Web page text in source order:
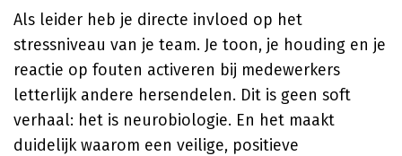
Als leider heb je directe invloed op het
stressniveau van je team. Je toon, je houding en je
reactie op fouten activeren bij medewerkers
letterlijk andere hersendelen. Dit is geen soft
verhaal: het is neurobiologie. En het maakt
duidelijk waarom een veilige, positieve